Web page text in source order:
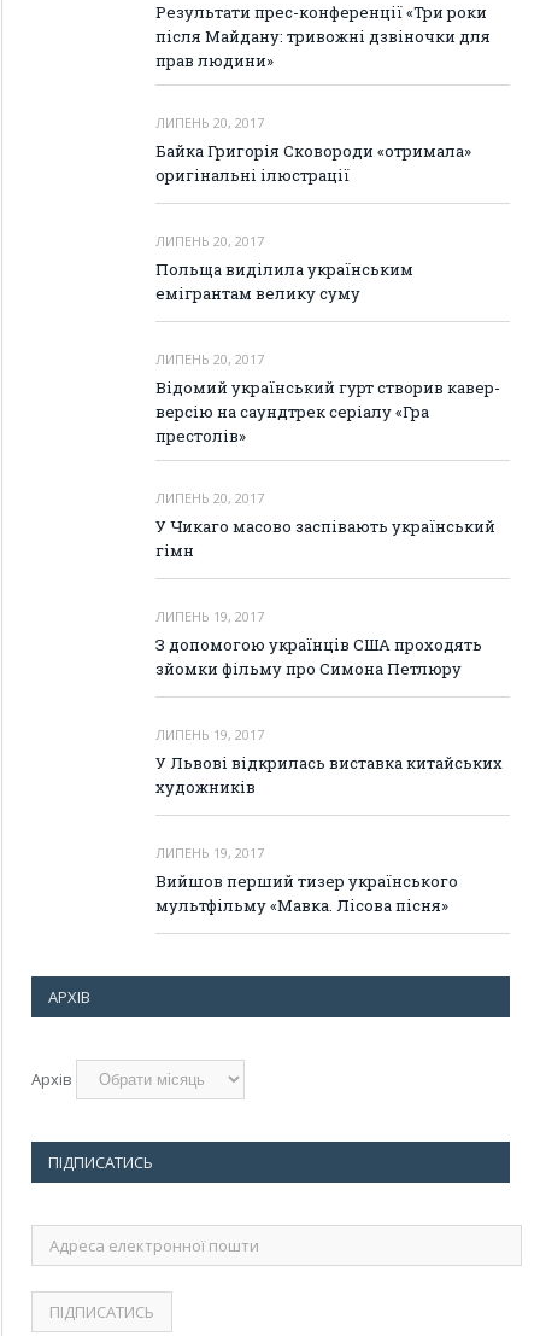
Результати прес-конференції «Три роки
після Майдану: тривожні дзвіночки для
прав людини»
ЛИПЕНЬ 20, 2017
Байка Григорія Сковороди «отримала»
оригінальні ілюстрації
ЛИПЕНЬ 20, 2017
Польща виділила українським
емігрантам велику суму
ЛИПЕНЬ 20, 2017
Відомий український гурт створив кавер-
версію на саундтрек серіалу «Гра
престолів»
ЛИПЕНЬ 20, 2017
У Чикаго масово заспівають український
гімн
ЛИПЕНЬ 19, 2017
З допомогою українців США проходять
зйомки фільму про Симона Петлюру
ЛИПЕНЬ 19, 2017
У Львові відкрилась виставка китайських
художників
ЛИПЕНЬ 19, 2017
Вийшов перший тизер українського
мультфільму «Мавка. Лісова пісня»
АРХІВ
Архів
ПІДПИСАТИСЬ
Адреса
електронної